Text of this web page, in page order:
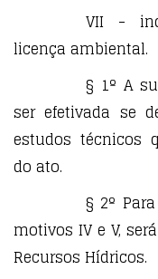
VII -
licença ambiental.
§ 1º A
ser efetivada se
estudos técnicos
do ato.
§ 2º
motivos IV e V,
Recursos Hídricos.